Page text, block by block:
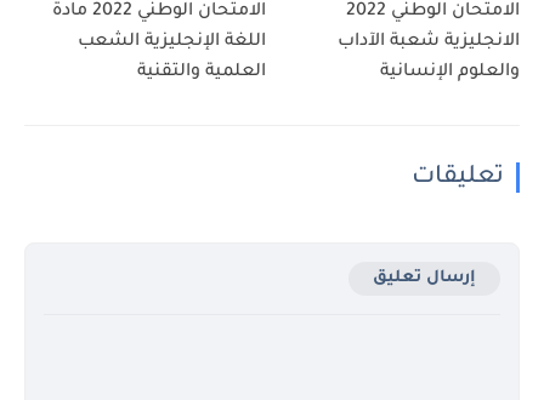
الامتحان الوطني 2022
الانجليزية شعبة الآداب
والعلوم الإنسانية
الامتحان الوطني 2022 مادة
اللغة الإنجليزية الشعب
العلمية والتقنية
تعليقات
إرسال تعليق